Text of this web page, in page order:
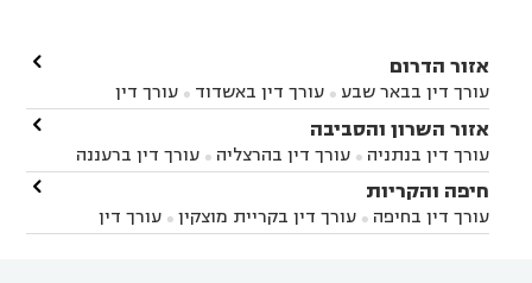
אזור הדרום
עורך דין בבאר שבע  עורך דין באשדוד 
עורך דין
באשקלון
עורך דין בבאר טוביה עורך דין בגן יבנה
עורך דין בניר הבנים עורך דין בערד
זיקים
עורך דין בנתיבות עורך דין בקרית מלאכי

אזור השרון והסביבה
עורך דין בנתניה  עורך דין בהרצליה  עורך דין ברעננה
עורך דין בחדרה עורך דין בכפר סבא
עורך דין בהוד
השרון
עורך דין באבן יהודה
עורך דין בחריש  עורך דין בקיסריה  עורך דין בקדימה

חיפה והקריות
עורך דין בחיפה  עורך דין בקריית מוצקין 
עורך דין
בקרית מוצקין
עורך דין בקריית אתא
עורך דין
